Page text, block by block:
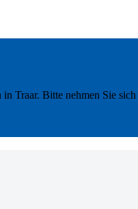
Traar. Bitte nehmen Sie sich